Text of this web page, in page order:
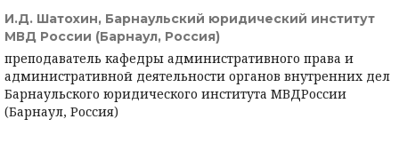
И.Д. Шатохин, Барнаульский юридический институт
МВД России (Барнаул, Россия)
преподаватель кафедры административного права и
административной деятельности органов внутренних дел
Барнаульского юридического института МВДРоссии
(Барнаул, Россия)